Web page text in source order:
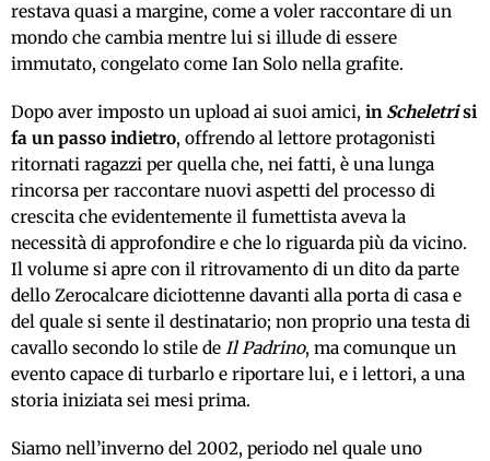
restava quasi a margine, come a voler raccontare di un
mondo che cambia mentre lui si illude di essere
immutato, congelato come Ian Solo nella grafite.
Dopo aver imposto un upload ai suoi amici, in Scheletrisi
fa un passo indietro, offrendo al lettore protagonisti
ritornati ragazzi per quella che, nei fatti, è una lunga
rincorsa per raccontare nuovi aspetti del processo di
crescita che evidentemente il fumettista aveva la
necessità di approfondire e che lo riguarda più da vicino.
Il volume si apre con il ritrovamento di un dito da parte
dello Zerocalcare diciottenne davanti alla porta di casa e
del quale si sente il destinatario; non proprio una testa di
cavallo secondo lo stile de Il Padrino, ma comunque un
evento capace di turbarlo e riportare lui, e i lettori, a una
storia iniziata sei mesi prima.
Siamo nell’inverno del 2002, periodo nel quale uno